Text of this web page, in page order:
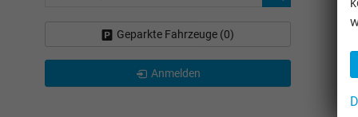
Geparkte Fahrzeuge (0)
Anmelden